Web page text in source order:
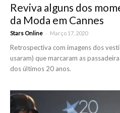
Reviva alguns dos
da Moda em Cannes
Stars Online - Março 17, 2020
Retrospectiva com imagens dos
usaram) que marcaram as
dos últimos 20 anos.